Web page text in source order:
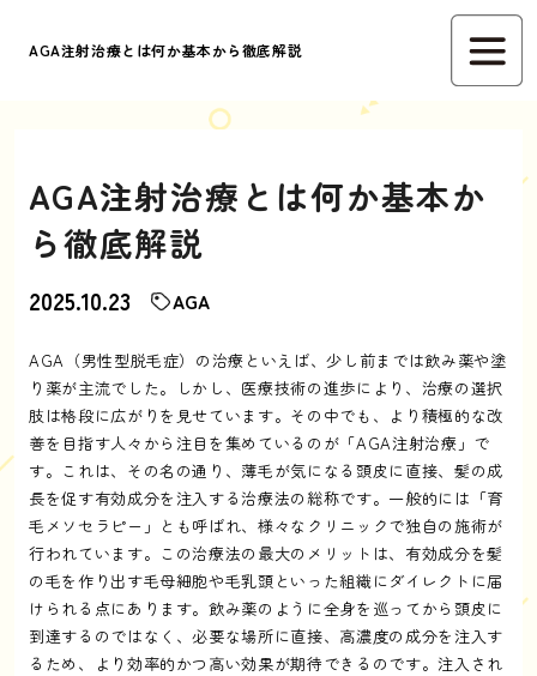
AGA注射治療とは何か基本から徹底解説
AGA注射治療とは何か基本か
ら徹底解説
2025.10.23 AGA
AGA（男性型脱毛症）の治療といえば、少し前までは飲み薬や塗
り薬が主流でした。しかし、医療技術の進歩により、治療の選択
肢は格段に広がりを見せています。その中でも、より積極的な改
善を目指す人々から注目を集めているのが「AGA注射治療」で
す。これは、その名の通り、薄毛が気になる頭皮に直接、髪の成
長を促す有効成分を注入する治療法の総称です。一般的には「育
毛メソセラピー」とも呼ばれ、様々なクリニックで独自の施術が
行われています。この治療法の最大のメリットは、有効成分を髪
の毛を作り出す毛母細胞や毛乳頭といった組織にダイレクトに届
けられる点にあります。飲み薬のように全身を巡ってから頭皮に
到達するのではなく、必要な場所に直接、高濃度の成分を注入す
るため、より効率的かつ高い効果が期待できるのです。注入され